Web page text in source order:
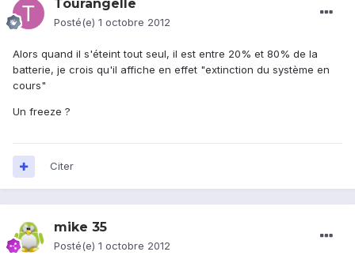
Tourangelle
Posté(e) 1 octobre 2012
Alors quand il s'éteint tout seul, il est entre 20% et 80% de la
batterie, je crois qu'il affiche en effet "extinction du système en
cours"
Un freeze ?
Citer
mike 35
Posté(e) 1 octobre 2012